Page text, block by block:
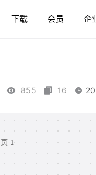
下载 会员 企
855 16